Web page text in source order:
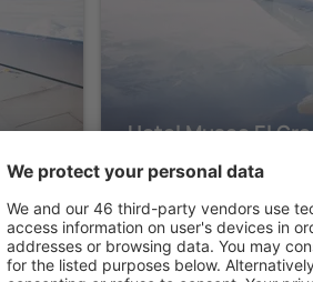
Hotel Museo El
181 €
PROVINZ OSORNO